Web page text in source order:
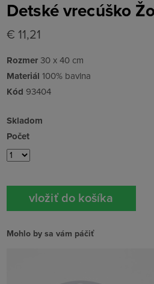
Detské vrecúško
€ 11,21
Rozmer 30 x 40 cm
Materiál 100% bavlna
Kód 93404
Skladom
Počet
Mohlo by sa vám páčiť